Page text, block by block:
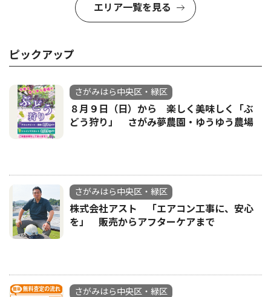
エリア一覧を見る
ピックアップ
さがみはら中央区・緑区
８月９日（日）から 楽しく美味しく「ぶ
どう狩り」 さがみ夢農園・ゆうゆう農場
さがみはら中央区・緑区
株式会社アスト 「エアコン工事に、安心
を」 販売からアフターケアまで
さがみはら中央区・緑区